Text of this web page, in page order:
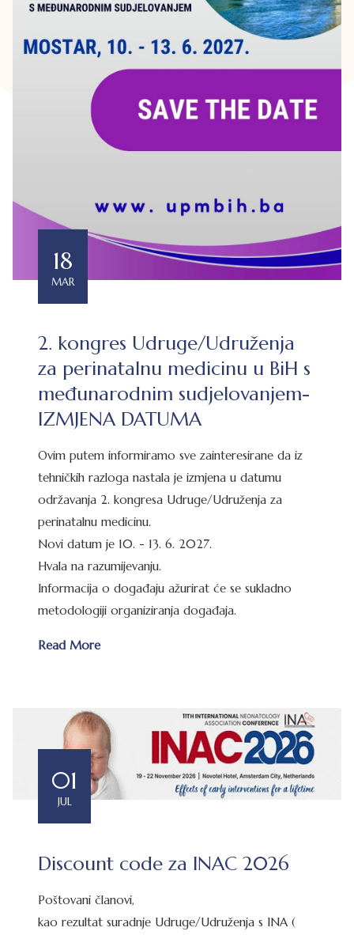
18
MAR
2. kongres Udruge/Udruženja
za perinatalnu medicinu u BiH s
međunarodnim sudjelovanjem-
IZMJENA DATUMA
Ovim putem informiramo sve zainteresirane da iz
tehničkih razloga nastala je izmjena u datumu
održavanja 2. kongresa Udruge/Udruženja za
perinatalnu medicinu.
Novi datum je 10. - 13. 6. 2027.
Hvala na razumijevanju.
Informacija o događaju ažurirat će se sukladno
metodologiji organiziranja događaja.
Read More
01
JUL
Discount code za INAC 2026
Poštovani članovi,
kao rezultat suradnje Udruge/Udruženja s INA (